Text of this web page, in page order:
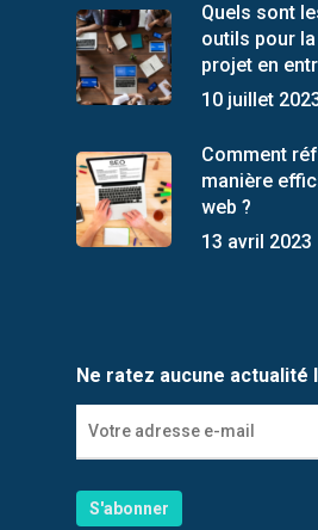
Quels sont
outils pour
projet en
10 juillet
Comment
manière
web ?
13 avril 2023
Ne ratez aucune actualité